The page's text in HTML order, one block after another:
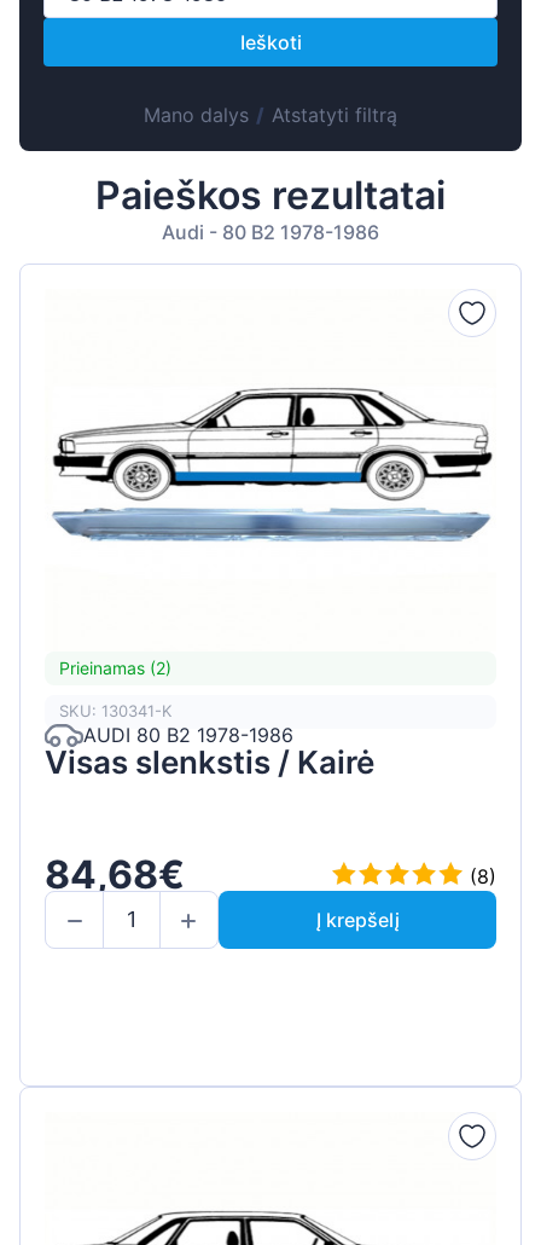
Magyar
Português
Latvian
Ieškoti
Mano dalys / Atstatyti filtrą
Paieškos rezultatai
Audi - 80 B2 1978-1986
Prieinamas (2)
SKU: 130341-K
AUDI 80 B2 1978-1986
Visas slenkstis / Kairė
84,68€
(8)
Į krepšelį